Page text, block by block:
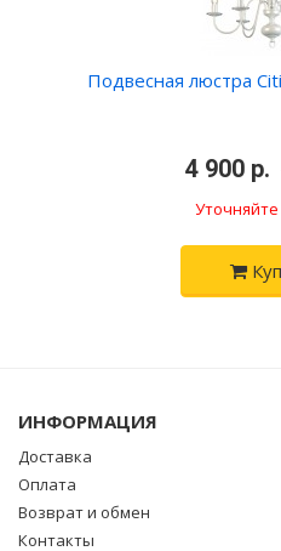
Подвесная люстра
4 900 р.
ИНФОРМАЦИЯ
Доставка
Оплата
Возврат и обмен
Контакты